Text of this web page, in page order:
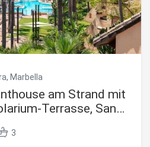
Marbella
am Strand mit
Terrasse, San
3